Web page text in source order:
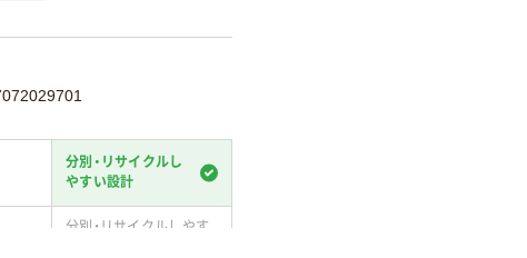
分別・リサイクルし
やすい設計
分別・リサイクルしやす